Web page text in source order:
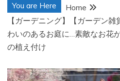
You are Here
Home
【ガーデニング】【ガーデン
わいのあるお庭に…素敵なお
の植え付け